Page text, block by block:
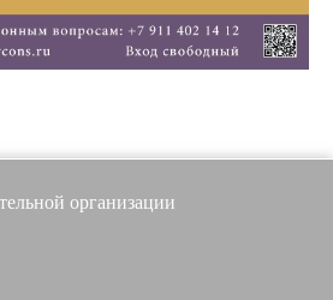
организации